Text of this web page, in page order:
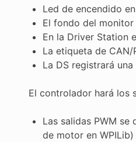
Led de encendido
El fondo del
En la Driver Station
La etiqueta de CAN/
La DS registrará
El controlador hará los
Las salidas PWM
de motor en